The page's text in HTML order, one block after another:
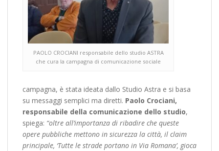
PAOLO CROCIANI responsabile dello studio ASTRA
che cura la campagna di comunicazione sociale
campagna, è stata ideata dallo Studio Astra e si basa
su messaggi semplici ma diretti. Paolo Crociani,
responsabile della comunicazione dello studio,
spiega: “oltre all’importanza di ribadire che queste
opere pubbliche mettono in sicurezza la città, il claim
principale, ‘Tutte le strade portano in Via Romana’, gioca